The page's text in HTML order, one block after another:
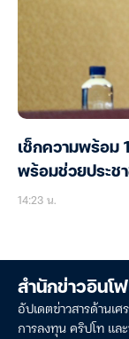
เช็กความพร้อม
พร้อมช่วยประช
14:23 น.
สำนักข่าวอินโ
อัปเดตข่าวสารด้านเ
การลงทุน คริปโท แล